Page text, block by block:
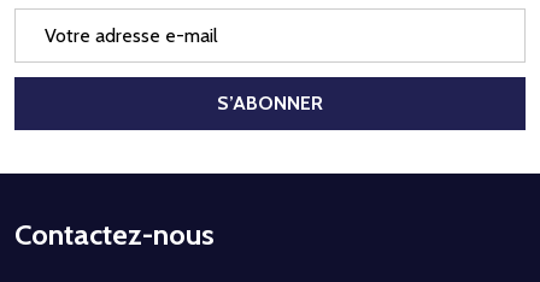
mail
S’ABONNER
Début
Contactez-nous